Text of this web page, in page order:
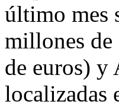
último mes
millones
de euros) y
localizadas